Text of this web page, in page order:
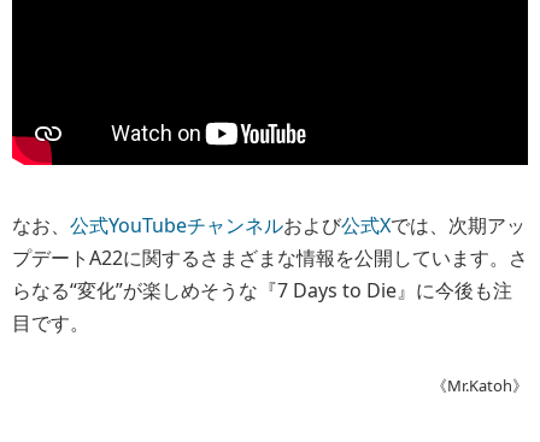
なお、 公式YouTubeチャンネルおよび公式Xでは、次期アッ
プデートA22に関するさまざまな情報を公開しています。さ
らなる“変化”が楽しめそうな『7 Days to Die』に今後も注
目です。
《Mr.Katoh》